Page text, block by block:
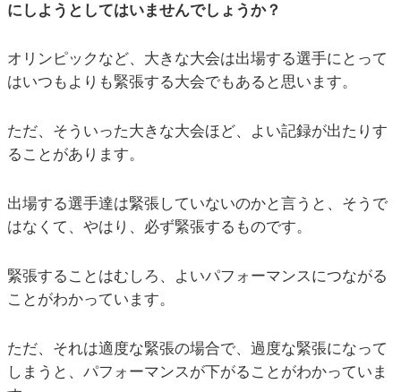
にしようとしてはいませんでしょうか？
オリンピックなど、大きな大会は出場する選手にとって
はいつもよりも緊張する大会でもあると思います。
ただ、そういった大きな大会ほど、よい記録が出たりす
ることがあります。
出場する選手達は緊張していないのかと言うと、そうで
はなくて、やはり、必ず緊張するものです。
緊張することはむしろ、よいパフォーマンスにつながる
ことがわかっています。
ただ、それは適度な緊張の場合で、過度な緊張になって
しまうと、パフォーマンスが下がることがわかっていま